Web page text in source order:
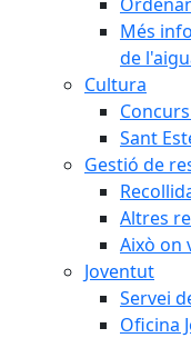
Més
de
Cultura
Sant
Gestió de
Altres
Això on
Joventut
Servei
Oficina